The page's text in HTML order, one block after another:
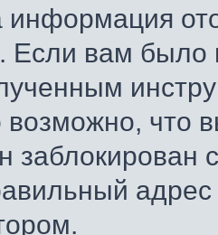
информация
Если вам
возможно, что
адрес